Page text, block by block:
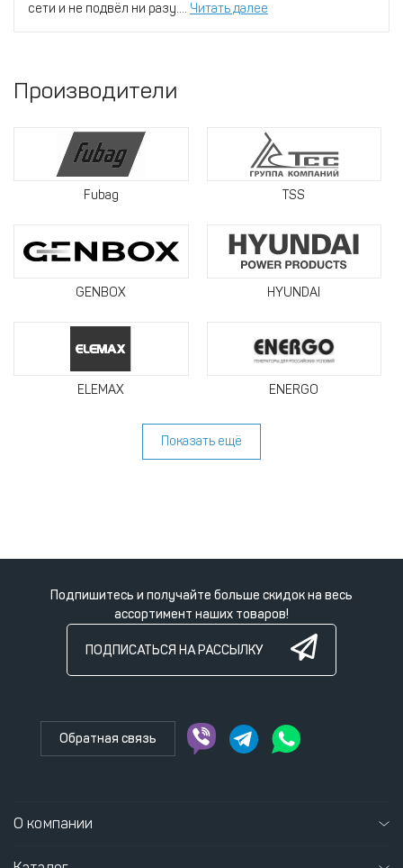
сети и не подвёл ни разу.... Читать далее
Производители
Fubag TSS
GENBOX HYUNDAI
ELEMAX ENERGO
Показать ещё
Подпишитесь и получайте больше скидок на весь
ассортимент наших товаров!
ПОДПИСАТЬСЯ НА РАССЫЛКУ
Обратная связь
О компании